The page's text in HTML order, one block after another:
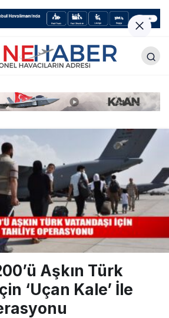
Aşkın Türk
‘Uçan Kale’ İle